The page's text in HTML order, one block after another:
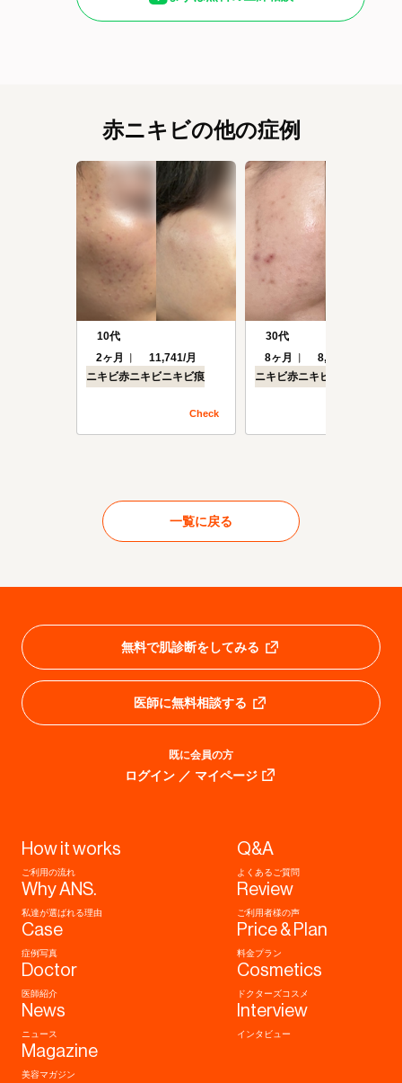
赤ニキビの他の症例
10代
2ヶ月
11,741/月
ニキビ赤ニキビニキビ痕
Check
30代
8ヶ月
8,294/月
ニキビ赤ニキビ
一覧に戻る
無料で肌診断をしてみる
医師に無料相談する
既に会員の方
ログイン ／ マイページ
How it works
ご利用の流れ
Q&A
よくあるご質問
Why ANS.
私達が選ばれる理由
Review
ご利用者様の声
Case
症例写真
Price & Plan
料金プラン
Doctor
医師紹介
Cosmetics
ドクターズコスメ
News
ニュース
Interview
インタビュー
Magazine
美容マガジン